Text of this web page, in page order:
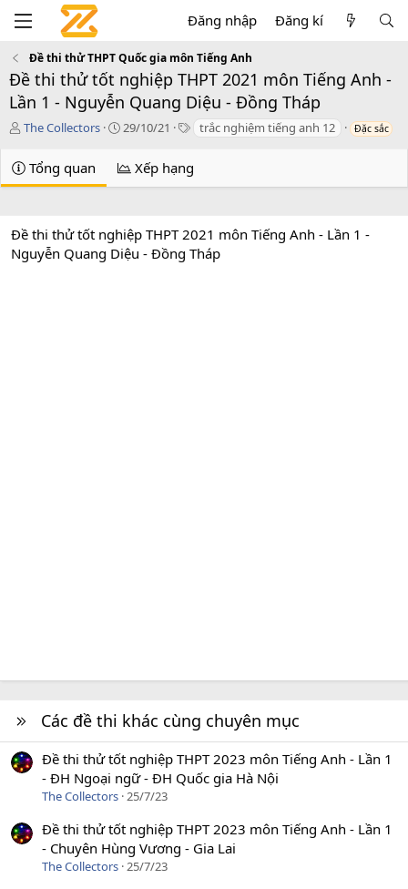
Đăng nhập Đăng kí
Đề thi thử THPT Quốc gia môn Tiếng Anh
Đề thi thử tốt nghiệp THPT 2021 môn Tiếng Anh -
Lần 1 - Nguyễn Quang Diệu - Đồng Tháp
T
g
i
The Collectors
C
a
t
n
d
29/10/21
T
s
trắc nghiệm tiếng anh 12 Đặc sắc
Tổng quan Xếp hạng
Đề thi thử tốt nghiệp THPT 2021 môn Tiếng Anh - Lần 1 -
Nguyễn Quang Diệu - Đồng Tháp
Các đề thi khác cùng chuyên mục
Đề thi thử tốt nghiệp THPT 2023 môn Tiếng Anh - Lần 1
- ĐH Ngoại ngữ - ĐH Quốc gia Hà Nội
The Collectors 25/7/23
Đề thi thử tốt nghiệp THPT 2023 môn Tiếng Anh - Lần 1
- Chuyên Hùng Vương - Gia Lai
The Collectors 25/7/23